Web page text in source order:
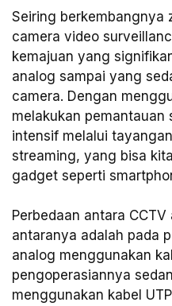
Seiring berkembangnya
camera video
kemajuan yang
analog sampai yang
camera. Dengan
melakukan pemantauan
intensif melalui
streaming, yang bisa
gadget seperti
Perbedaan antara
antaranya adalah pada
analog menggunakan
pengoperasiannya
menggunakan kabel